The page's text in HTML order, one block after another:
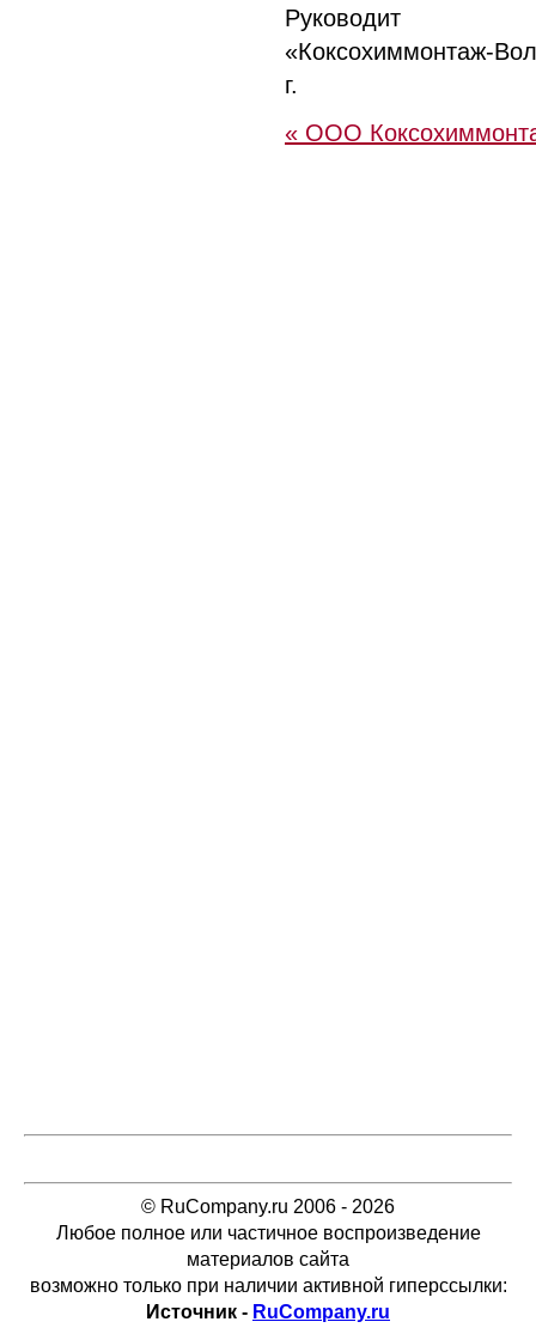
«Коксохиммонтаж-
г.
« ООО
© RuCompany.ru 2006 - 2026
Любое полное или частичное воспроизведение
материалов сайта
возможно только при наличии активной гиперссылки:
Источник - RuCompany.ru